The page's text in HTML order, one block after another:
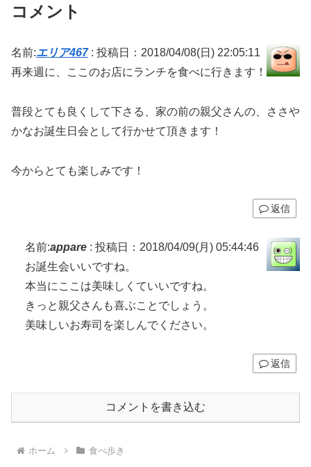
コメント
名前:エリア467: 投稿日：2018/04/08(日) 22:05:11
再来週に、ここのお店にランチを食べに行きます！
普段とても良くして下さる、家の前の親父さんの、ささや
かなお誕生日会として行かせて頂きます！
今からとても楽しみです！
返信
名前:appare : 投稿日：2018/04/09(月) 05:44:46
お誕生会いいですね。
本当にここは美味しくていいですね。
きっと親父さんも喜ぶことでしょう。
美味しいお寿司を楽しんでください。
返信
コメントを書き込む
ホーム 食べ歩き